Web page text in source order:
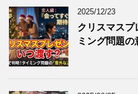
2025/12/23
クリスマスプ
ミング問題の